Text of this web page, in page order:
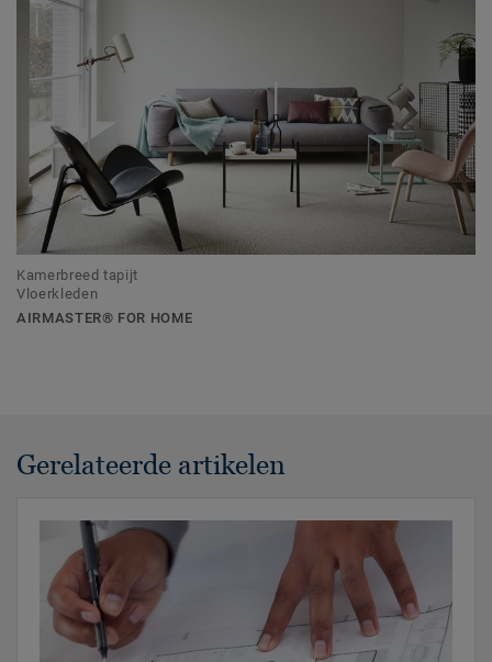
Kamerbreed tapijt
Vloerkleden
AIRMASTER® FOR HOME
Gerelateerde artikelen